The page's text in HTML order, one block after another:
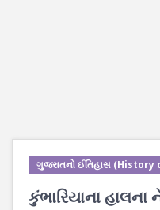
ગુજરાતનો ઈતિહાસ
કુંભારિયાના હાલના